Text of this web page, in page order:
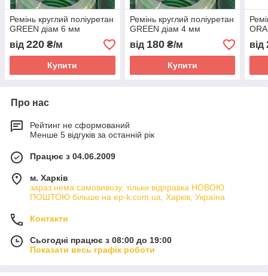
Ремінь круглий поліуретан
GREEN діам 6 мм
від 220 ₴/м
Купити
Ремінь круглий поліуретан
GREEN діам 4 мм
від 180₴/м
Купити
від
Про нас
Рейтинг не сформований
Менше 5 відгуків за останній рік
Працює з 04.06.2009
м. Харків
зараз нема самовивозу, тільки відправка НОВОЮ
ПОШТОЮ більше на ep-k.com.ua, Харків, Україна
Контакти
Сьогодні працює з 08:00 до 19:00
Показати весь графік роботи